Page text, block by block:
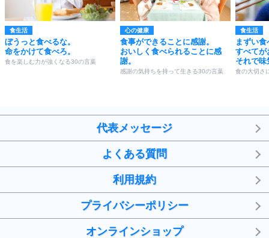
食生活
ぼうっと食べるな。
命をかけて食べろ。
食を楽しむ力が強くなる30の言葉
心の健康
食事ができることに感謝。
おいしく食べられることに感
謝。
感謝の気持ちを持って生きる30の言葉
食生活
まずい
すべてが
それで味
食の大切さ
代表メッセージ
よくある質問
利用規約
プライバシーポリシー
オンラインショップ